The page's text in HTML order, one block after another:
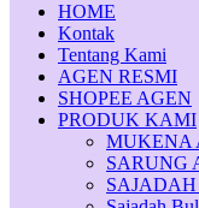
HOME
Kontak
Tentang Kami
AGEN RESMI
SHOPEE AGEN
PRODUK KAMI
MUKENA
SARUNG